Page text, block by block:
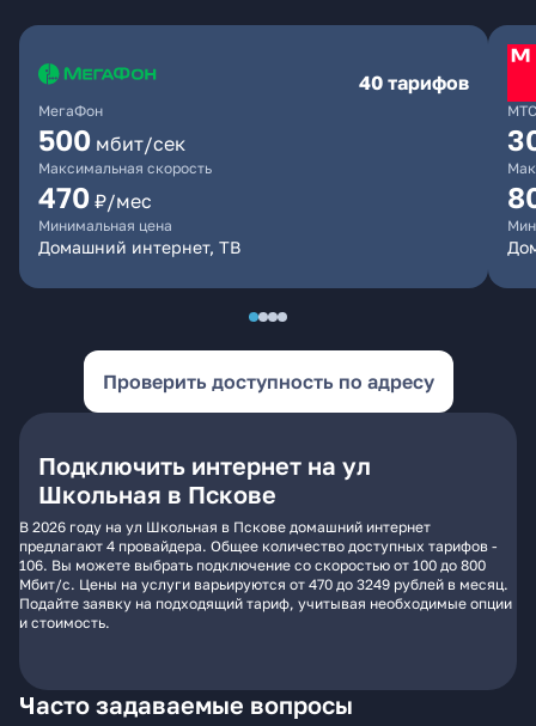
МегаФон
40 тарифов
500 мбит/сек
Максимальная скорость
470 ₽/мес
Минимальная цена
Домашний интернет, ТВ
МТС
Проверить доступность по адресу
Подключить интернет на ул
Школьная в Пскове
В 2026 году на ул Школьная в Пскове домашний интернет
предлагают 4 провайдера. Общее количество доступных тарифов -
106. Вы можете выбрать подключение со скоростью от 100 до 800
Мбит/с. Цены на услуги варьируются от 470 до 3249 рублей в месяц.
Подайте заявку на подходящий тариф, учитывая необходимые опции
и стоимость.
Часто задаваемые вопросы